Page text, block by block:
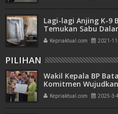
Lagi-lagi Anjing K-9
Temukan Sabu
Kepriaktual.com 2021-
PILIHAN
Wakil Kepala BP
Komitmen
Transparan dan
Kepriaktual.com 2025-3-4